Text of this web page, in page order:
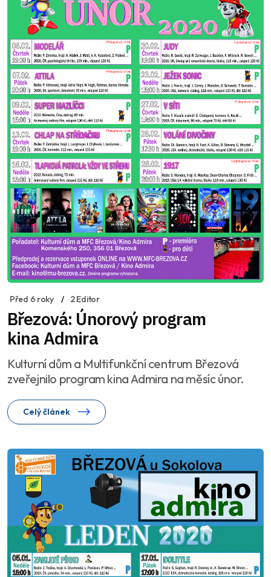
Před 6 roky 2 Editor
Březová: Únorový program
kina Admira
Kulturní dům a Multifunkční centrum Březová
zveřejnilo program kina Admira na měsíc únor.
Celý článek